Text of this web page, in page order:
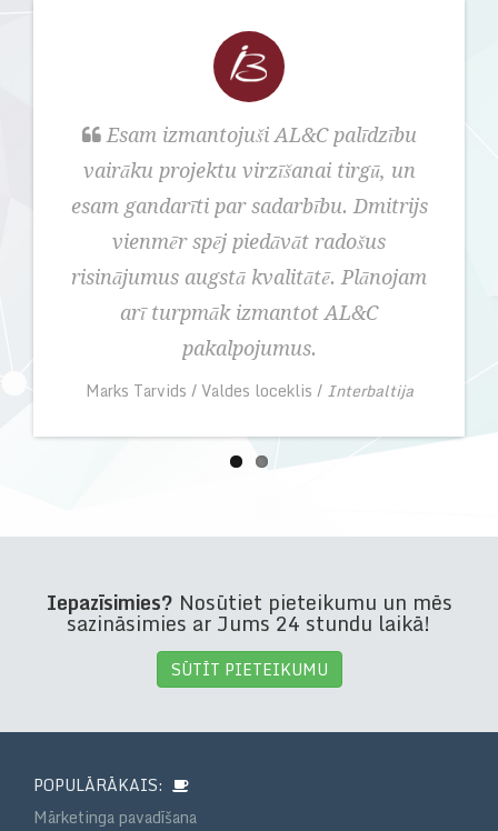
Marks
Tarvids
Esam izmantojuši AL&C palīdzību
vairāku projektu virzīšanai tirgū, un
esam gandarīti par sadarbību. Dmitrijs
vienmēr spēj piedāvāt radošus
risinājumus augstā kvalitātē. Plānojam
arī turpmāk izmantot AL&C
pakalpojumus.
Marks Tarvids /Valdes loceklis / Interbaltija
Iepazīsimies? Nosūtiet pieteikumu un mēs
sazināsimies ar Jums 24 stundu laikā!
SŪTĪT PIETEIKUMU
POPULĀRĀKAIS:
Mārketinga pavadīšana